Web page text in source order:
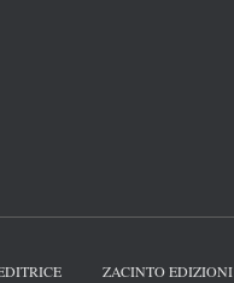
ZACINTO EDIZIONI